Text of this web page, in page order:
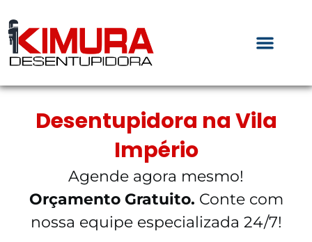
Desentupidora na Vila
Império
Agende agora mesmo!
Orçamento Gratuito. Conte com
nossa equipe especializada 24/7!